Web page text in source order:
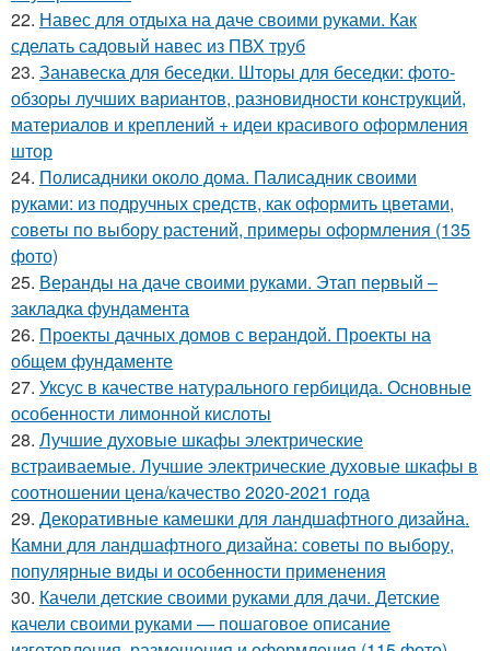
22. Навес для отдыха на даче своими руками. Как
сделать садовый навес из ПВХ труб
23. Занавеска для беседки. Шторы для беседки: фото-
обзоры лучших вариантов, разновидности конструкций,
материалов и креплений + идеи красивого оформления
штор
24. Полисадники около дома. Палисадник своими
руками: из подручных средств, как оформить цветами,
советы по выбору растений, примеры оформления (135
фото)
25. Веранды на даче своими руками. Этап первый –
закладка фундамента
26. Проекты дачных домов с верандой. Проекты на
общем фундаменте
27. Уксус в качестве натурального гербицида. Основные
особенности лимонной кислоты
28. Лучшие духовые шкафы электрические
встраиваемые. Лучшие электрические духовые шкафы в
соотношении цена/качество 2020-2021 года
29. Декоративные камешки для ландшафтного дизайна.
Камни для ландшафтного дизайна: советы по выбору,
популярные виды и особенности применения
30. Качели детские своими руками для дачи. Детские
качели своими руками — пошаговое описание